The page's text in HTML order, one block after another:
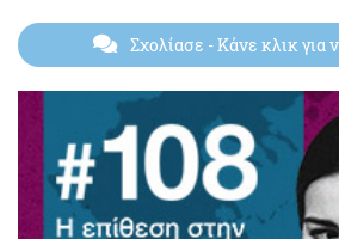
Σχολίασε - Κάνε κλικ για